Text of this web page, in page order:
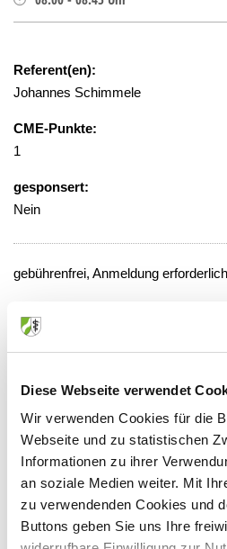
Diese Webseite verwendet
Wir verwenden Cookies für die
Webseite und zu statistischen
Informationen zu ihrer
an soziale Medien weiter. Mit
zu verwendenden Cookies und
Buttons geben Sie uns Ihre
Referent(en):
Johannes Schimmele
CME-Punkte:
1
gesponsert:
Nein
gebührenfrei, Anmeldung erforderlich
Veranstaltungsort:
Alfried Krupp Krankenhaus,
Anbieter:
Alfried-Krupp-Krankenhaus
Ansprechpartner: